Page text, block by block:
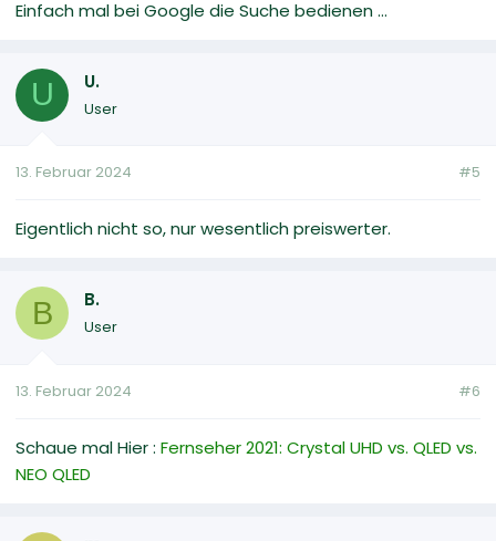
Einfach mal bei Google die Suche bedienen ...
U U.
User
13. Februar 2024 #5
Eigentlich nicht so, nur wesentlich preiswerter.
B B.
User
13. Februar 2024 #6
Schaue mal Hier : Fernseher 2021: Crystal UHD vs. QLED vs.
NEO QLED